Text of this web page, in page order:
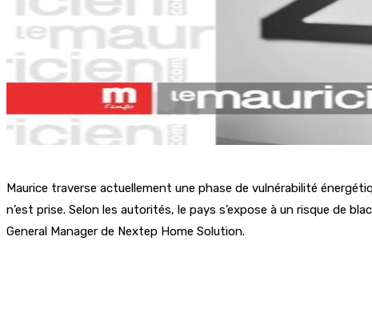
Maurice traverse actuellement une phase de vulnérabilité
n’est prise. Selon les autorités, le pays s’expose à un risque de
General Manager de Nextep Home Solution.